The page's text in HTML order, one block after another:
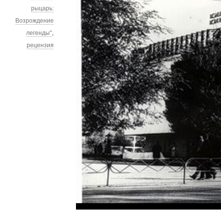
рыцарь:
Возрождение
легенды",
рецензия